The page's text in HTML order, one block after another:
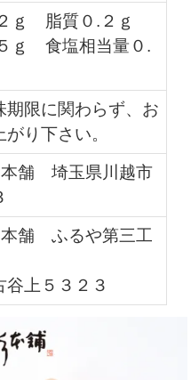
ｇ 脂質０.２ｇ
ｇ 食塩相当量０.
限に関わらず、お
り下さい。
本舗 埼玉県川越市
本舗 ふるや第三工
谷上５３２３